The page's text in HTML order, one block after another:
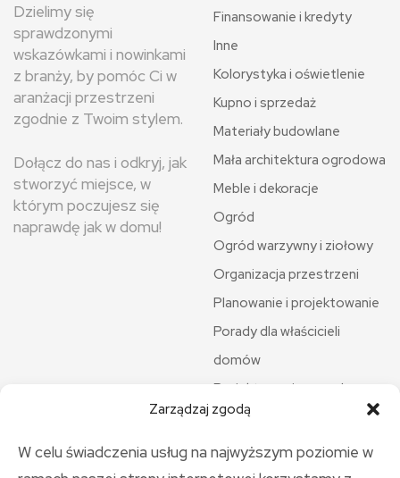
Zarządzaj zgodą
W celu świadczenia usług na najwyższym poziomie w
Dzielimy się
sprawdzonymi
wskazówkami i nowinkami
z branży, by pomóc Ci w
aranżacji przestrzeni
zgodnie z Twoim stylem.
Dołącz do nas i odkryj, jak
stworzyć miejsce, w
którym poczujesz się
naprawdę jak w domu!
Finansowanie i kredyty
Inne
Kolorystyka i oświetlenie
Kupno i sprzedaż
Materiały budowlane
Mała architektura ogrodowa
Meble i dekoracje
Ogród
Ogród warzywny i ziołowy
Organizacja przestrzeni
Planowanie i projektowanie
Porady dla właścicieli
domów
Projektowanie ogrodu
Przepisy i formalności
Remonty i renowacje
Rośliny i pielęgnacja